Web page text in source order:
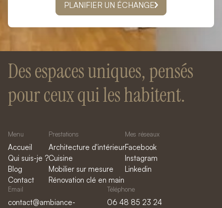
PLANIFIER UN ÉCHANGE
Des espaces uniques, pensés
pour ceux qui les habitent.
Menu
Accueil
Qui suis-je ?
Blog
Contact
Prestations
Architecture d'intérieur
Cuisine
Mobilier sur mesure
Rénovation clé en main
Mes réseaux
Facebook
Instagram
Linkedin
Email
contact@ambiance-
Téléphone
06 48 85 23 24